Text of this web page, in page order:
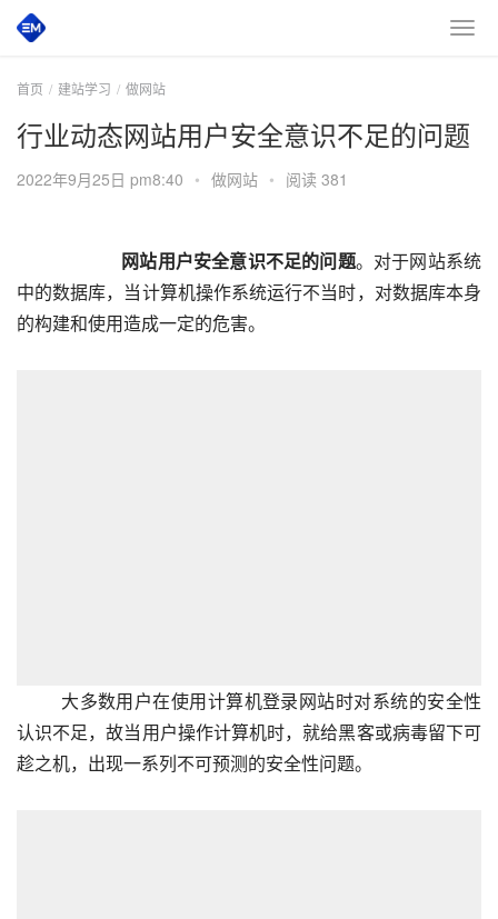
首页 建站学习 做网站
行业动态网站用户安全意识不足的问题
2022年9月25日 pm8:40 • 做网站 • 阅读 381
网站用户安全意识不足的问题。对于网站系统
中的数据库，当计算机操作系统运行不当时，对数据库本身
的构建和使用造成一定的危害。
大多数用户在使用计算机登录网站时对系统的安全性
认识不足，故当用户操作计算机时，就给黑客或病毒留下可
趁之机，出现一系列不可预测的安全性问题。